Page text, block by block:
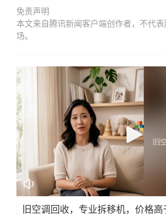
免责声明
本文来自腾讯新闻客户端创作者，不代
场。
旧空调回收，专业拆移机，价格高